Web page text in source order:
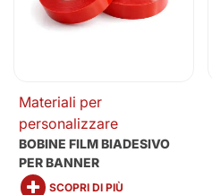
Materiali per
personalizzare
BOBINE FILM BIADESIVO
PER BANNER
SCOPRI DI PIÙ